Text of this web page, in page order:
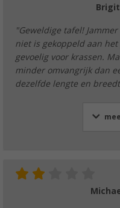
Brigit
"Geweldige tafel!
niet is gekoppeld aan
gevoelig voor krassen.
minder omvangrijk dan
dezelfde lengte en